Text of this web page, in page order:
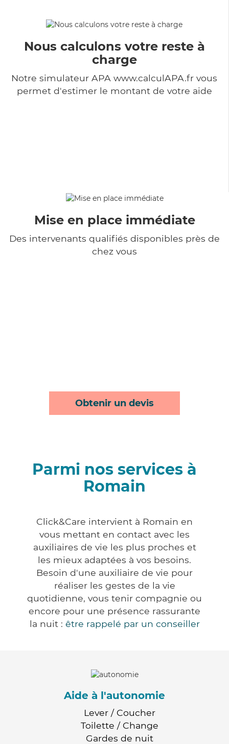
Nous calculons votre reste à
charge
Notre simulateur APA www.calculAPA.fr vous
permet d'estimer le montant de votre aide
Mise en place immédiate
Des intervenants qualifiés disponibles près de
chez vous
Obtenir un devis
Parmi nos services à
Romain
Click&Care intervient à Romain en
vous mettant en contact avec les
auxiliaires de vie les plus proches et
les mieux adaptées à vos besoins.
Besoin d'une auxiliaire de vie pour
réaliser les gestes de la vie
quotidienne, vous tenir compagnie ou
encore pour une présence rassurante
la nuit : être rappelé par un conseiller
Aide à l'autonomie
Lever / Coucher
Toilette / Change
Gardes de nuit